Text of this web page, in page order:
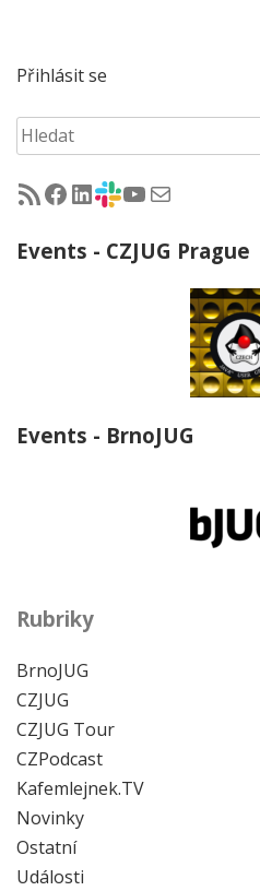
Přihlásit se
Hledat
RSS - články na jug.cz
Facebook skupina Czech Java User Group
LinkedIn skupina Czech Java User Group
CZJUG Slack fórum
CZJUG YouTube kanálCZJUG email
Events - CZJUG Prague
Events - BrnoJUG
Rubriky
BrnoJUG
CZJUG
CZJUG Tour
CZPodcast
Kafemlejnek.TV
Novinky
Ostatní
Události